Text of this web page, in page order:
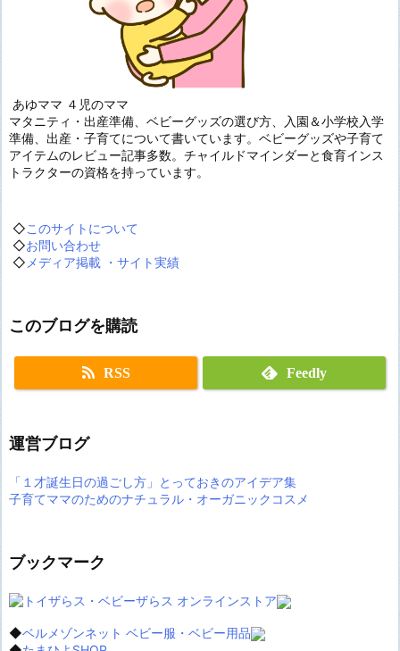
あゆママ ４児のママ
マタニティ・出産準備、ベビーグッズの選び方、入園＆小学校入学
準備、出産・子育てについて書いています。ベビーグッズや子育て
アイテムのレビュー記事多数。チャイルドマインダーと食育インス
トラクターの資格を持っています。
◇このサイトについて
◇お問い合わせ
◇ メディア掲載 ・サイト実績
このブログを購読
RSS Feedly
運営ブログ
「１才誕生日の過ごし方」とっておきのアイデア集
子育てママのためのナチュラル・オーガニックコスメ
ブックマーク
◆ベルメゾンネット ベビー服・ベビー用品